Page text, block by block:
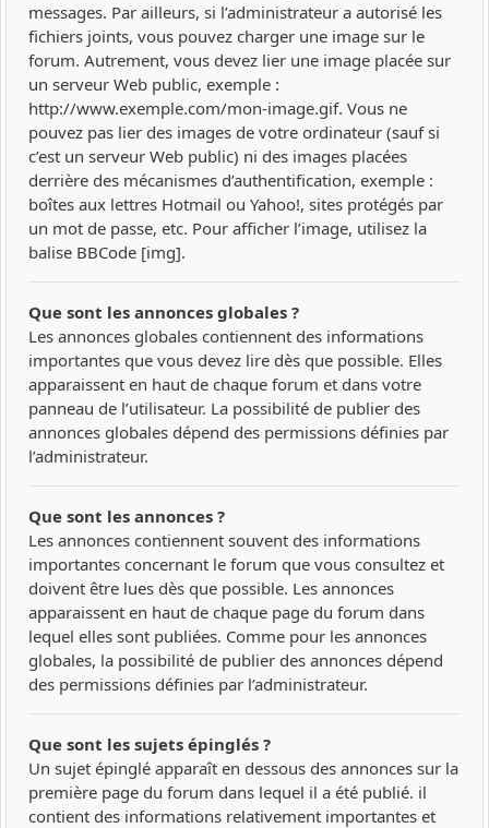
messages. Par ailleurs, si l’administrateur a autorisé les
fichiers joints, vous pouvez charger une image sur le
forum. Autrement, vous devez lier une image placée sur
un serveur Web public, exemple :
http://www.exemple.com/mon-image.gif. Vous ne
pouvez pas lier des images de votre ordinateur (sauf si
c’est un serveur Web public) ni des images placées
derrière des mécanismes d’authentification, exemple :
boîtes aux lettres Hotmail ou Yahoo!, sites protégés par
un mot de passe, etc. Pour afficher l’image, utilisez la
balise BBCode [img].
Que sont les annonces globales ?
Les annonces globales contiennent des informations
importantes que vous devez lire dès que possible. Elles
apparaissent en haut de chaque forum et dans votre
panneau de l’utilisateur. La possibilité de publier des
annonces globales dépend des permissions définies par
l’administrateur.
Que sont les annonces ?
Les annonces contiennent souvent des informations
importantes concernant le forum que vous consultez et
doivent être lues dès que possible. Les annonces
apparaissent en haut de chaque page du forum dans
lequel elles sont publiées. Comme pour les annonces
globales, la possibilité de publier des annonces dépend
des permissions définies par l’administrateur.
Que sont les sujets épinglés ?
Un sujet épinglé apparaît en dessous des annonces sur la
première page du forum dans lequel il a été publié. il
contient des informations relativement importantes et